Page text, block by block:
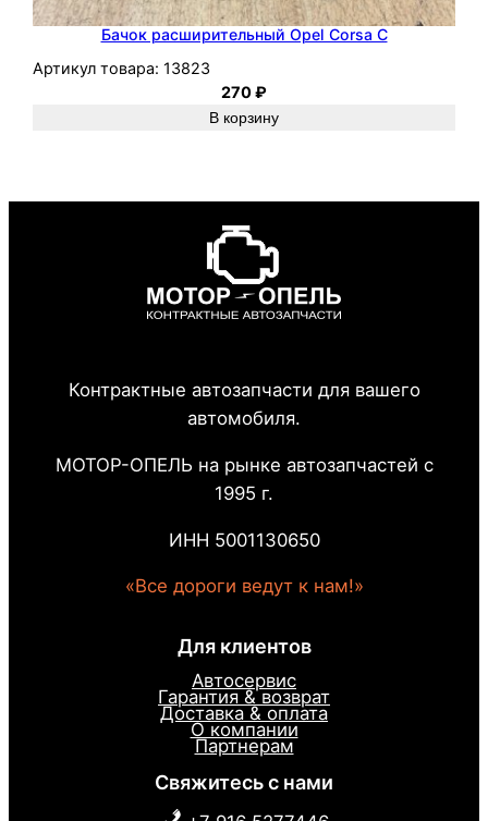
Бачок расширительный Opel Corsa C
Артикул товара: 13823
270₽
В корзину
Контрактные автозапчасти для вашего
автомобиля.
МОТОР-ОПЕЛЬ на рынке автозапчастей с
1995 г.
ИНН 5001130650
«Все дороги ведут к нам!»
Для клиентов
Автосервис
Гарантия & возврат
Доставка & оплата
О компании
Партнерам
Свяжитесь с нами